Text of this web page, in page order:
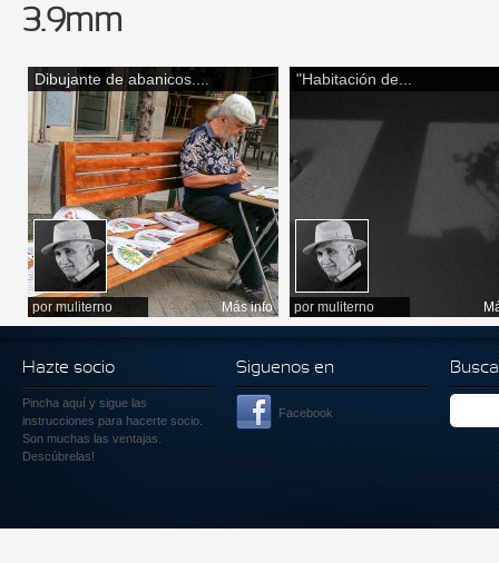
3.9mm
Dibujante de abanicos....
por muliterno Más info
"Habitación de...
por muliterno
Hazte socio
Pincha aquí y sigue las
instrucciones para hacerte socio.
Son muchas las ventajas.
Descúbrelas!
Siguenos en
Facebook